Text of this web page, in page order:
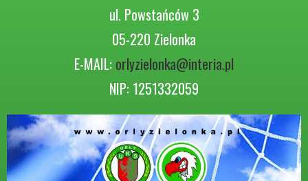
ul. Powstańców 3
05-220 Zielonka
E-MAIL: orlyzielonka@interia.pl
NIP: 1251332059